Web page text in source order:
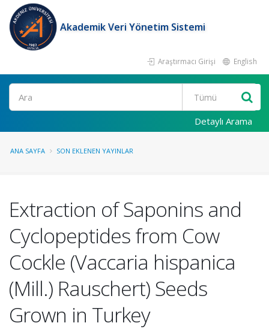
Akademik Veri Yönetim Sistemi
Araştırmacı Girişi English
Ara
Detaylı Arama
ANA SAYFA SON EKLENEN YAYINLAR
Extraction of Saponins and
Cyclopeptides from Cow
Cockle (Vaccaria hispanica
(Mill.) Rauschert) Seeds
Grown in Turkey